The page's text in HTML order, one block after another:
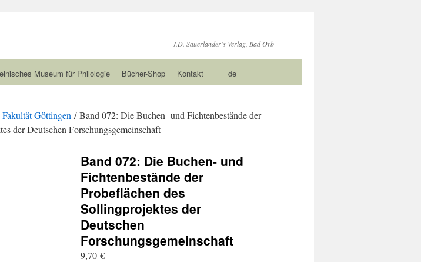
J.D. Sauerländer's Verlag, Bad Orb
Museum für Philologie Bücher-Shop Kontakt de
Göttingen / Band 072: Die Buchen- und Fichtenbestände der
der Deutschen Forschungsgemeinschaft
Band 072: Die Buchen- und
Fichtenbestände der
Probeflächen des
Sollingprojektes der
Deutschen
Forschungsgemeinschaft
9,70 €